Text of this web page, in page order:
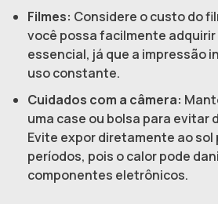
Filmes: Considere o custo do
você possa facilmente
essencial, já que a impressão
uso constante.
Cuidados com a câmera:
uma case ou bolsa para evitar
Evite expor diretamente ao sol
períodos, pois o calor pode
componentes eletrônicos.